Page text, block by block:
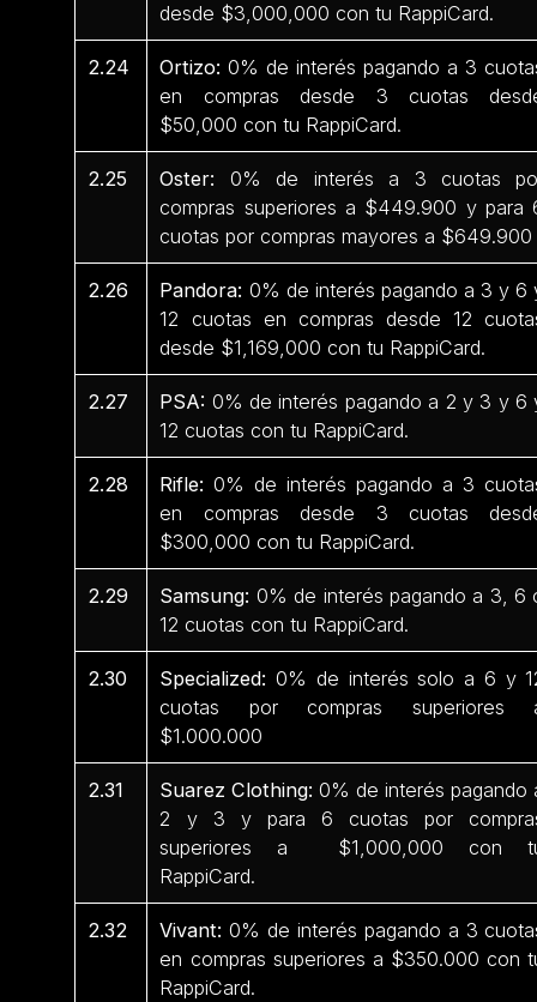
desde $3,000,000 con tu RappiCard.
2.24 Ortizo:0% de interés pagando a 3
en compras desde 3 cuotas
$50,000 con tu RappiCard.
2.25 Oster: 0% de interés a 3 cuotas
compras superiores a $449.900 y para
cuotas por compras mayores a
2.26 Pandora: 0% de interés pagando a 3 y 6
12 cuotas en compras desde 12
desde $1,169,000 con tu RappiCard.
2.27 PSA: 0% de interés pagando a 2 y 3 y 6
12 cuotas con tu RappiCard.
2.28 Rifle:0% de interés pagando a 3
en compras desde 3 cuotas
$300,000 con tu RappiCard.
2.29 Samsung: 0% de interés pagando a 3, 6
12 cuotas con tu RappiCard.
2.30 Specialized:0% de interés solo a 6 y
cuotas por compras superiores
$1.000.000
2.31 Suarez Clothing: 0% de interés pagando
2 y 3 y para 6 cuotas por
superiores a $1,000,000 con
RappiCard.
2.32 Vivant:0% de interés pagando a 3
en compras superiores a $350.000 con
RappiCard.